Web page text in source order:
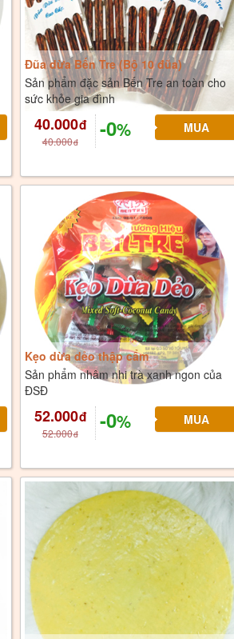
Đũa dừa Bến Tre (Bộ 10 đũa)
Sản phẩm đặc sản Bến Tre an toàn cho
sức khỏe gia đình
40.000đ
40.000đ
-0%
Kẹo dừa dẻo thập cẩm
Sản phẩm nhâm nhi trà xanh ngon của
ĐSĐ
52.000đ
52.000đ
-0%